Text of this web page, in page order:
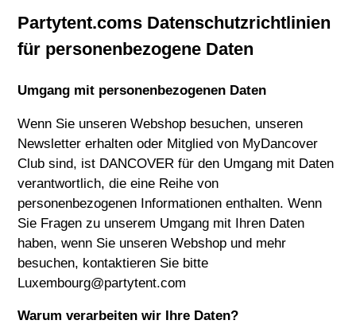
Partytent.coms Datenschutzrichtlinien
für personenbezogene Daten
Umgang mit personenbezogenen Daten
Wenn Sie unseren Webshop besuchen, unseren
Newsletter erhalten oder Mitglied von MyDancover
Club sind, ist DANCOVER für den Umgang mit Daten
verantwortlich, die eine Reihe von
personenbezogenen Informationen enthalten. Wenn
Sie Fragen zu unserem Umgang mit Ihren Daten
haben, wenn Sie unseren Webshop und mehr
besuchen, kontaktieren Sie bitte
Luxembourg@partytent.com
Warum verarbeiten wir Ihre Daten?